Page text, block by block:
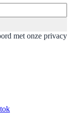
met onze privacy